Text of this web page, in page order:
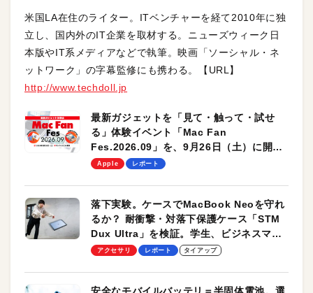
米国LA在住のライター。ITベンチャーを経て2010年に独
立し、国内外のIT企業を取材する。ニューズウィーク日
本版やIT系メディアなどで執筆。映画「ソーシャル・ネ
ットワーク」の字幕監修にも携わる。【URL】
http://www.techdoll.jp
最新ガジェットを「見て・触って・試せ
る」体験イベント「Mac Fan
Fes.2026.09」を、9月26日（土）に開催
します！
Apple レポート
落下実験。ケースでMacBook Neoを守れ
るか？ 耐衝撃・対落下保護ケース「STM
Dux Ultra」を検証。学生、ビジネスマン
のモバイルユースに最適！
アクセサリ レポート タイアップ